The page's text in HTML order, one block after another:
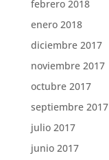
febrero 2018
enero 2018
diciembre 2017
noviembre 2017
octubre 2017
septiembre 2017
julio 2017
junio 2017